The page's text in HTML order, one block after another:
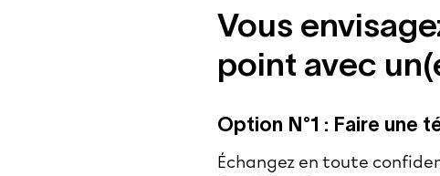
Vous
point avec
Option N°1 : Faire une
Échangez en toute